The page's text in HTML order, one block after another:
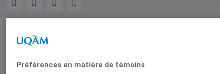
Auteurs-trices
Préférences en matière de témoins